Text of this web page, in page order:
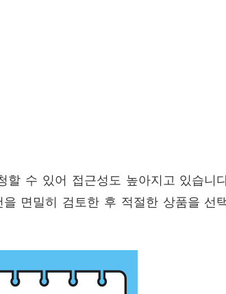
수 있어 접근성도 높아지고 있습니
면밀히 검토한 후 적절한 상품을 선